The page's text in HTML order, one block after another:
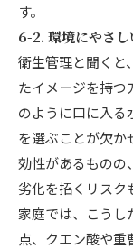
す。
6-2. 環境にやさ
衛生管理と聞くと
たイメージを持つ
のように口に入る
を選ぶことが欠か
効性があるものの
劣化を招くリスク
家庭では、こうし
点、クエン酸や